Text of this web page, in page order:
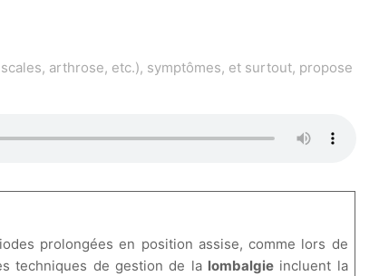
arthrose, etc.), symptômes, et surtout, propose
prolongées en position assise, comme lors de
techniques de gestion de la lombalgie incluent la